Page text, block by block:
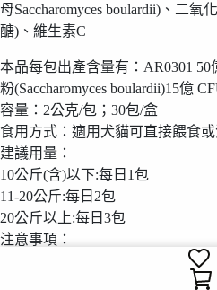
母Saccharomyces boulardii)、二
醣)、維生素C
本品每包出產含量有：AR0301
粉(Saccharomyces boulardii)15億
容量：2公克/包；30包/盒
食用方式：適用犬貓可直接餵食
建議用量：
10公斤(含)以下:每日1包
11-20公斤:每日2包
20公斤以上:每日3包
注意事項：
2.本產品為寵物食品而非動物用